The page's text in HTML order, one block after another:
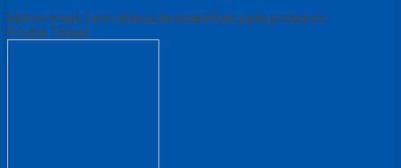
Mohon maaf, form diskusi dinonaktifkan pada produk ini.
Produk Terkait